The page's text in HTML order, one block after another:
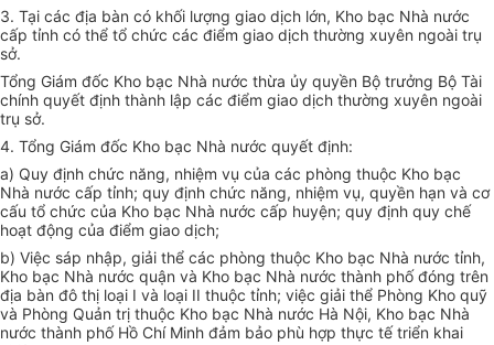
3. Tại các địa bàn có khối lượng giao dịch lớn, Kho bạc Nhà nước
cấp tỉnh có thể tổ chức các điểm giao dịch thường xuyên ngoài trụ
sở.
Tổng Giám đốc Kho bạc Nhà nước thừa ủy quyền Bộ trưởng Bộ Tài
chính quyết định thành lập các điểm giao dịch thường xuyên ngoài
trụ sở.
4. Tổng Giám đốc Kho bạc Nhà nước quyết định:
a) Quy định chức năng, nhiệm vụ của các phòng thuộc Kho bạc
Nhà nước cấp tỉnh; quy định chức năng, nhiệm vụ, quyền hạn và cơ
cấu tổ chức của Kho bạc Nhà nước cấp huyện; quy định quy chế
hoạt động của điểm giao dịch;
b) Việc sáp nhập, giải thể các phòng thuộc Kho bạc Nhà nước tỉnh,
Kho bạc Nhà nước quận và Kho bạc Nhà nước thành phố đóng trên
địa bàn đô thị loại I và loại II thuộc tỉnh; việc giải thể Phòng Kho quỹ
và Phòng Quản trị thuộc Kho bạc Nhà nước Hà Nội, Kho bạc Nhà
nước thành phố Hồ Chí Minh đảm bảo phù hợp thực tế triển khai